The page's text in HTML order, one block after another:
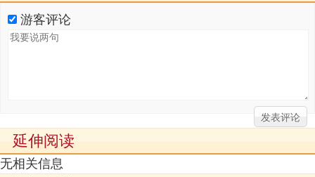
游客评论
延伸阅读
无相关信息